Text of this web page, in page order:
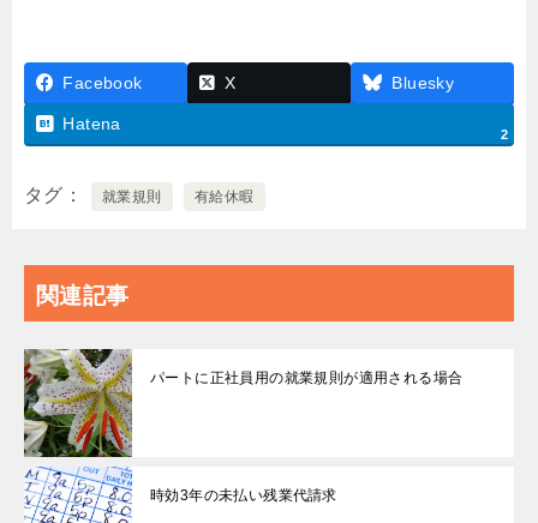
Facebook X Bluesky
Hatena
2
タグ 就業規則 有給休暇
関連記事
パートに正社員用の就業規則が適用される場合
時効3年の未払い残業代請求